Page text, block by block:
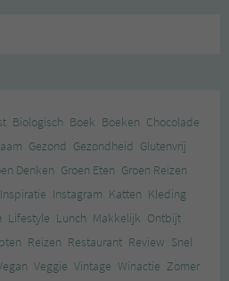
Biologisch Boek Boeken Chocolade
Gezond Gezondheid Glutenvrij
Denken Groen Eten Groen Reizen
Inspiratie Instagram Katten Kleding
Lifestyle Lunch Makkelijk Ontbijt
Reizen Restaurant Review Snel
Veggie Vintage Winactie Zomer